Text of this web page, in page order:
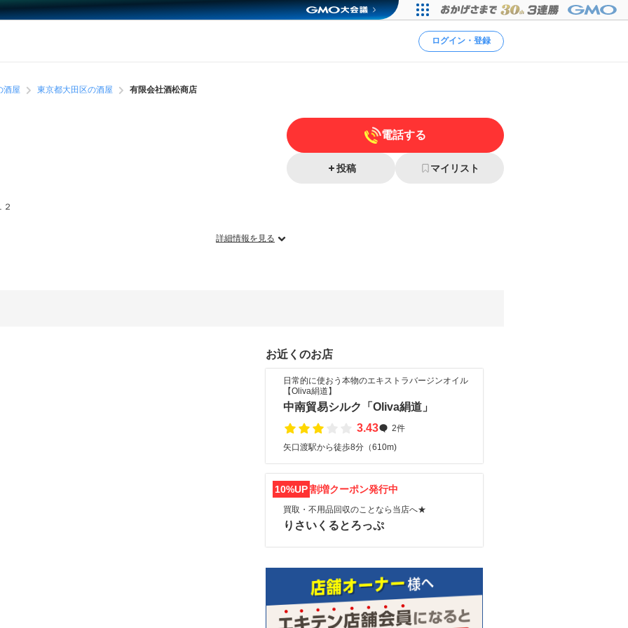
ログイン・登録
酒屋 東京都大田区の酒屋 有限会社酒松商店
２
詳細情報を見る
電話する
投稿 マイリスト
お近くのお店
日常的に使おう本物のエキストラバージンオイル
【Oliva絹道】
中南貿易シルク「Oliva絹道」
3.43
2件
矢口渡駅から徒歩8分（610m)
10%UP割増クーポン発行中
買取・不用品回収のことなら当店へ★
りさいくるとろっぷ